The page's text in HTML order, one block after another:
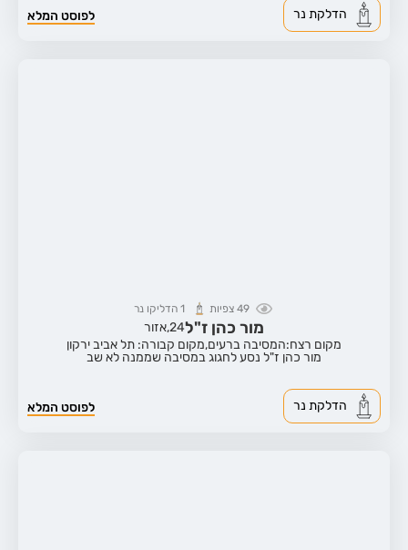
לפוסט המלא הדלקת נר
49 צפיות 1 הדליקו נר
מור כהן ז"ל24,אזור
מקום רצח:המסיבה ברעים,מקום קבורה: תל אביב ירקון
מור כהן ז"ל נסע לחגוג במסיבה שממנה לא שב
לפוסט המלא הדלקת נר